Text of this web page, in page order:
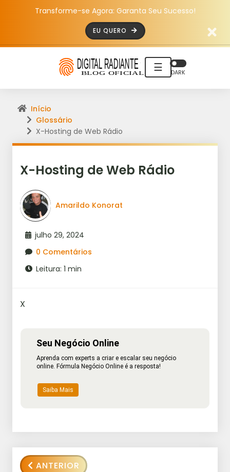
Transforme-se Agora: Garanta Seu Sucesso!
EU QUERO
☰ DARK
Início
Glossário
X-Hosting de Web Rádio
X-Hosting de Web Rádio
Amarildo Konorat
julho 29, 2024
0 Comentários
Leitura: 1 min
X
Seu Negócio Online
Aprenda com experts a criar e escalar seu negócio
online. Fórmula Negócio Online é a resposta!
Saiba Mais
ANTERIOR